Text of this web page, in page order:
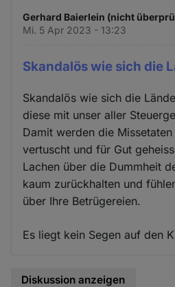
Gerhard Baierlein (nicht
Mi. 5 Apr 2023 - 13:23
Skandalös wie sich die
Skandalös wie sich die
diese mit unser aller
Damit werden die
vertuscht und für Gut
Lachen über die Dummheit
kaum zurückhalten und
über Ihre Betrügereien.
Es liegt kein Segen auf den
Diskussion anzeigen